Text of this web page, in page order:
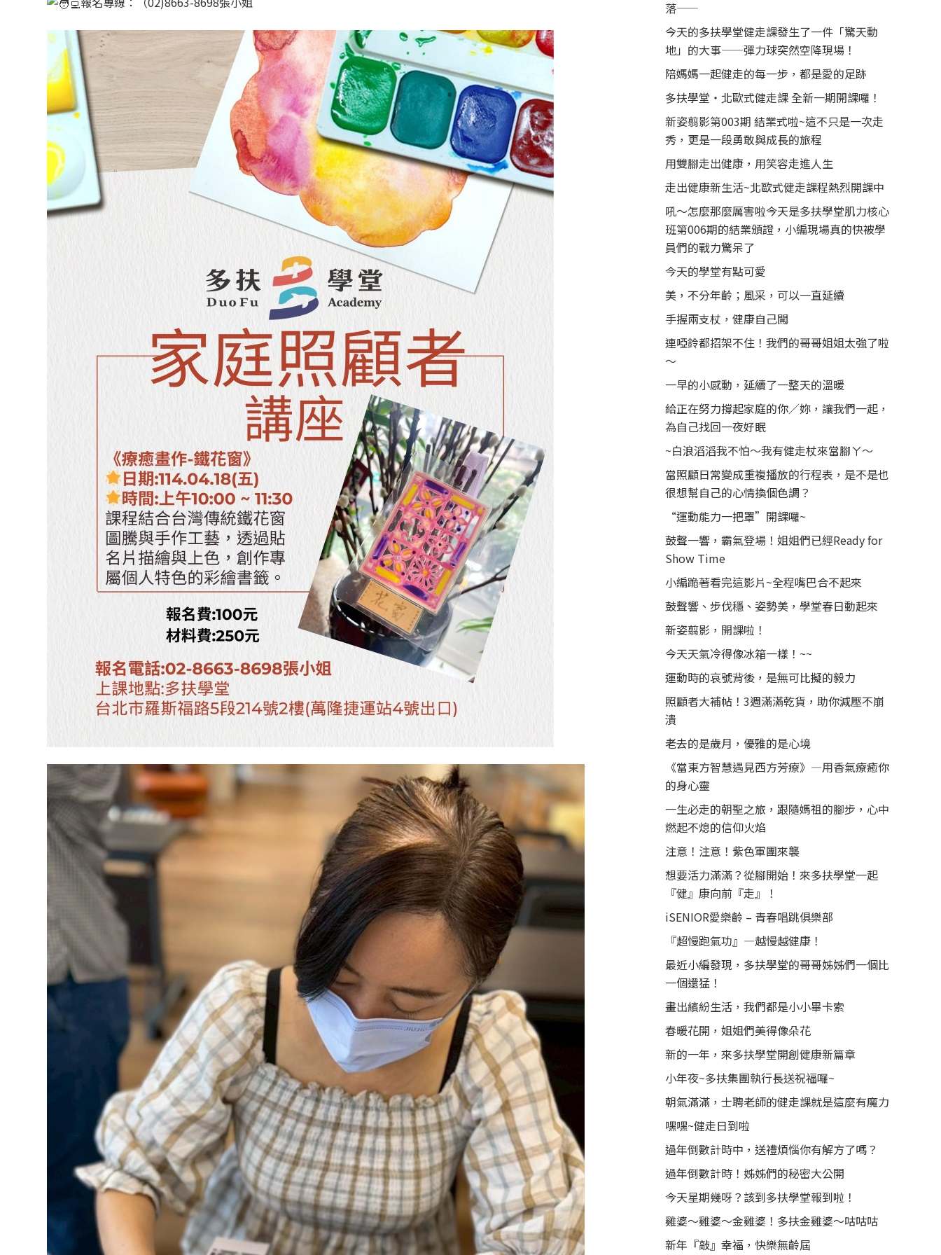
落——
今天的多扶學堂健走課發生了一件「驚天動
地」的大事——彈力球突然空降現場！
陪媽媽一起健走的每一步，都是愛的足跡
多扶學堂・北歐式健走課 全新一期開課囉！
新姿翦影第003期 結業式啦~這不只是一次走
秀，更是一段勇敢與成長的旅程
用雙腳走出健康，用笑容走進人生
走出健康新生活~北歐式健走課程熱烈開課中
吼～怎麼那麼厲害啦今天是多扶學堂肌力核心
班第006期的結業頒證，小編現場真的快被學
員們的戰力驚呆了
今天的學堂有點可愛
美，不分年齡；風采，可以一直延續
手握兩支杖，健康自己闖
連啞鈴都招架不住！我們的哥哥姐姐太強了啦
～
一早的小感動，延續了一整天的溫暖
給正在努力撐起家庭的你／妳，讓我們一起，
為自己找回一夜好眠
~白浪滔滔我不怕～我有健走杖來當腳ㄚ～
當照顧日常變成重複播放的行程表，是不是也
很想幫自己的心情換個色調？
“運動能力一把罩”開課囉~
鼓聲一響，霸氣登場！姐姐們已經Ready for
Show Time
小編跪著看完這影片~全程嘴巴合不起來
鼓聲響、步伐穩、姿勢美，學堂春日動起來
新姿翦影，開課啦！
今天天氣冷得像冰箱一樣！~~
運動時的哀號背後，是無可比擬的毅力
照顧者大補帖！3週滿滿乾貨，助你減壓不崩
潰
老去的是歲月，優雅的是心境
《當東方智慧遇見西方芳療》—用香氣療癒你
的身心靈
一生必走的朝聖之旅，跟隨媽祖的腳步，心中
燃起不熄的信仰火焰
注意！注意！紫色軍團來襲
想要活力滿滿？從腳開始！來多扶學堂一起
『健』康向前『走』！
iSENIOR愛樂齡 – 青春唱跳俱樂部
『超慢跑氣功』—越慢越健康！
最近小編發現，多扶學堂的哥哥姊姊們一個比
一個還猛！
畫出繽紛生活，我們都是小小畢卡索
春暖花開，姐姐們美得像朵花
新的一年，來多扶學堂開創健康新篇章
小年夜~多扶集團執行長送祝福囉~
朝氣滿滿，士聘老師的健走課就是這麼有魔力
嘿嘿~健走日到啦
過年倒數計時中，送禮煩惱你有解方了嗎？
過年倒數計時！姊姊們的秘密大公開
今天星期幾呀？該到多扶學堂報到啦！
雞婆～雞婆～金雞婆！多扶金雞婆～咕咕咕
新年『敲』幸福，快樂無齡屆